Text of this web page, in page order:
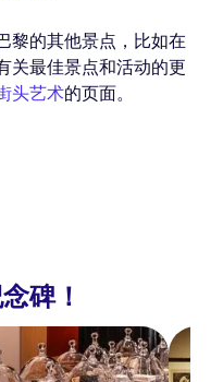
黎的其他景点，比如在
关最佳景点和活动的更
头艺术的页面。
碑！